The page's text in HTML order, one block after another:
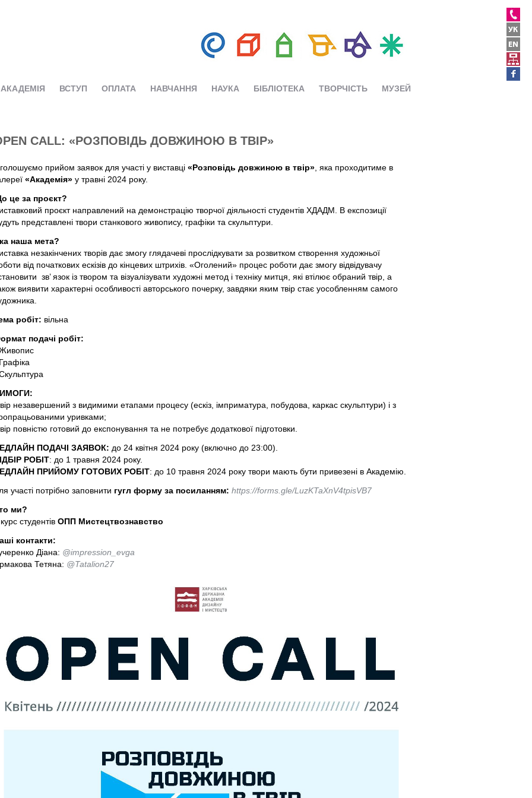
АКАДЕМІЯ ВСТУП ОПЛАТА НАВЧАННЯ НАУКА БІБЛІОТЕКА ТВОРЧІСТЬ МУЗЕЙ
CALL: «РОЗПОВІДЬ ДОВЖИНОЮ В ТВІР»
прийом заявок для участі у виставці «Розповідь довжиною в твір» , яка проходитиме в
«Академія» у травні 2024 року.
це за проєкт?
проєкт направлений на демонстрацію творчої діяльності студентів ХДАДМ. В експозиції
представлені твори станкового живопису, графіки та скульптури.
наша мета?
незакінчених творів дає змогу глядачеві прослідкувати за розвитком створення художньої
від початкових ескізів до кінцевих штрихів. «Оголений» процес роботи дає змогу відвідувачу
зв’ язок із твором та візуалізувати художні метод і техніку митця, які втілює обраний твір, а
виявити характерні особливості авторського почерку, завдяки яким твір стає уособленням самого
робіт: вільна
подачі робіт:
незавершений з видимими етапами процесу (ескіз, імприматура, побудова, каркас скульптури) і з
уривками;
повністю готовий до експонування та не потребує додаткової підготовки.
ПОДАЧІ ЗАЯВОК: до 24 квітня 2024 року (включно до 23:00).
РОБІТ: до 1 травня 2024 року.
ПРИЙОМУ ГОТОВИХ РОБІТ: до 10 травня 2024 року твори мають бути привезені в Академію.
участі потрібно заповнити гугл форму за посиланням: https://forms.gle/LuzKTaXnV4tpisVB7
ми?
студентів ОПП Мистецтвознавство
контакти:
Діана: @impression_evga
Тетяна: @Tatalion27